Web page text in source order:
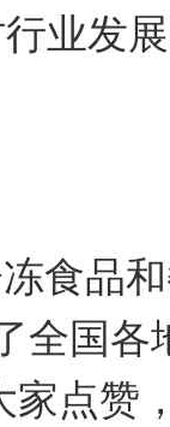
业发
食品
全国
家点赞